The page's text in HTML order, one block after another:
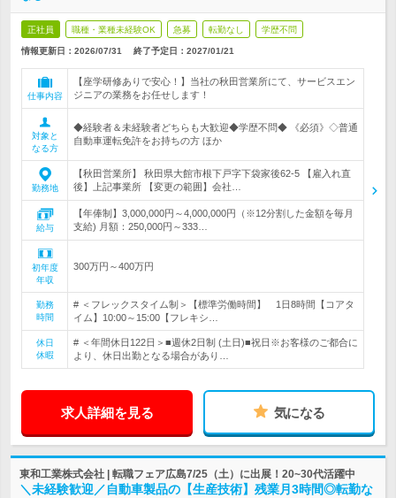
正社員 職種・業種未経験OK 急募 転勤なし 学歴不問
情報更新日：2026/07/31 終了予定日： 2027/01/21
仕事内容
【座学研修ありで安心！】当社の秋田営業所にて、サービスエン
ジニアの業務をお任せします！
対象と
なる方
◆経験者＆未経験者どちらも大歓迎◆学歴不問◆ 《必須》◇普通
自動車運転免許をお持ちの方 ほか
勤務地
【秋田営業所】 秋田県大館市根下戸字下袋家後62-5 【雇入れ直
後】上記事業所 【変更の範囲】会社…
給与
【年俸制】3,000,000円～4,000,000円（※12分割した金額を毎月
支給) 月額：250,000円～333…
初年度
年収
300万円～400万円
勤務
時間
# ＜フレックスタイム制＞【標準労働時間】 1日8時間【コアタ
イム】10:00～15:00【フレキシ…
休日
休暇
# ＜年間休日122日＞■週休2日制 (土日)■祝日※お客様のご都合に
より、休日出勤となる場合があり…
求人詳細を見る 気になる
東和工業株式会社 | 転職フェア広島7/25（土）に出展！20~30代活躍中
＼未経験歓迎／自動車製品の【生産技術】残業月3時間◎転勤な